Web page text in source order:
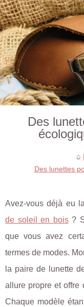
Des
Des lunettes
Avez-vous déjà eu
de soleil en bois?
que vous avez
termes de modes.
la paire de lunette
allure propre et offre
Chaque modèle